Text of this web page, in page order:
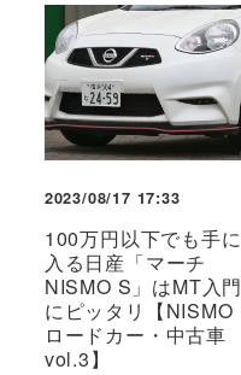
2023/08/17 17:33
100万円以下でも手に
入る日産「マーチ
NISMO S」はMT入門
にピッタリ【NISMO
ロードカー・中古車
vol.3】